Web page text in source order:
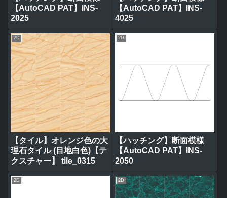
【AutoCAD PAT】INS-
2025
【AutoCAD PAT】INS-
4025
2D
【タイル】オレンジ色の大
理石タイル (目地白色)【テ
クスチャー】 tile_0315
2D
【ハッチング】断面模様
【AutoCAD PAT】INS-
2050
2D 2D